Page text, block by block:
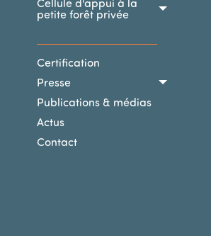
Cellule d'appui à la
petite forêt privée
SECONDARY MENU
Certification
Presse
Publications & médias
Actus
Contact